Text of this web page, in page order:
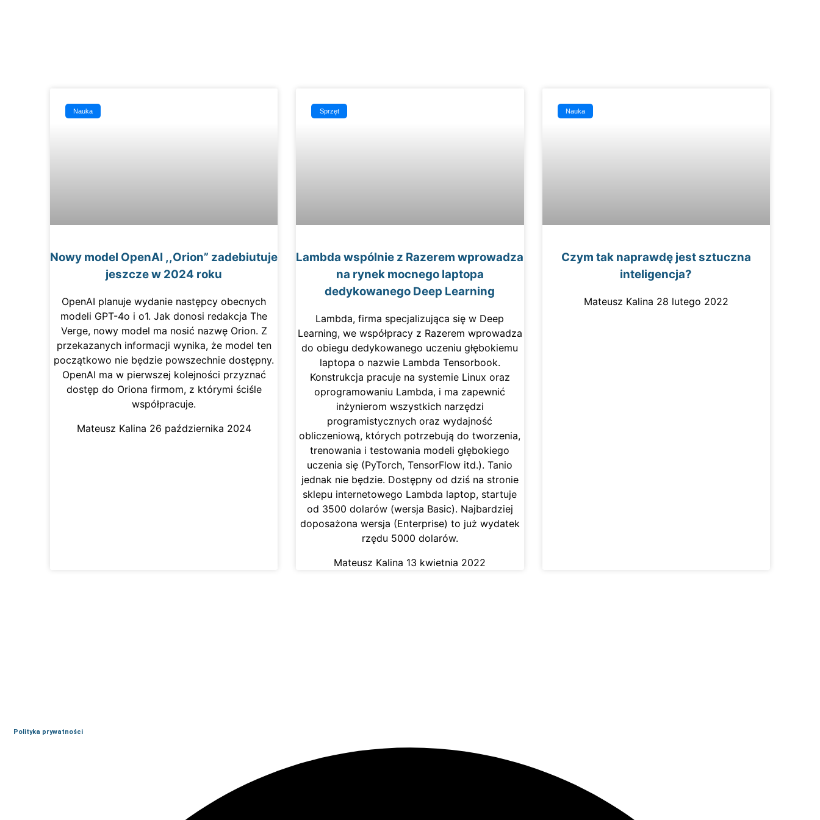
Nauka
Nowy model OpenAI ,,Orion” zadebiutuje
jeszcze w 2024 roku
OpenAI planuje wydanie następcy obecnych
modeli GPT-4o i o1. Jak donosi redakcja The
Verge, nowy model ma nosić nazwę Orion. Z
przekazanych informacji wynika, że model ten
początkowo nie będzie powszechnie dostępny.
OpenAI ma w pierwszej kolejności przyznać
dostęp do Oriona firmom, z którymi ściśle
współpracuje.
Mateusz Kalina 26 października 2024
Sprzęt
Lambda wspólnie z Razerem wprowadza
na rynek mocnego laptopa
dedykowanego Deep Learning
Lambda, firma specjalizująca się w Deep
Learning, we współpracy z Razerem wprowadza
do obiegu dedykowanego uczeniu głębokiemu
laptopa o nazwie Lambda Tensorbook.
Konstrukcja pracuje na systemie Linux oraz
oprogramowaniu Lambda, i ma zapewnić
inżynierom wszystkich narzędzi
programistycznych oraz wydajność
obliczeniową, których potrzebują do tworzenia,
trenowania i testowania modeli głębokiego
uczenia się (PyTorch, TensorFlow itd.). Tanio
jednak nie będzie. Dostępny od dziś na stronie
sklepu internetowego Lambda laptop, startuje
od 3500 dolarów (wersja Basic). Najbardziej
doposażona wersja (Enterprise) to już wydatek
rzędu 5000 dolarów.
Mateusz Kalina 13 kwietnia 2022
Nauka
Czym tak naprawdę jest sztuczna
inteligencja?
Mateusz Kalina 28 lutego 2022
Polityka prywatności